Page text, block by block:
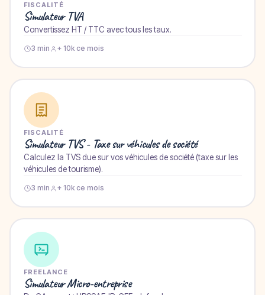
FISCALITÉ
Simulateur TVA
Convertissez HT / TTC avec tous les taux.
3 min + 10k ce mois
FISCALITÉ
Simulateur TVS - Taxe sur véhicules de société
Calculez la TVS due sur vos véhicules de société (taxe sur les
véhicules de tourisme).
3 min + 10k ce mois
FREELANCE
Simulateur Micro-entreprise